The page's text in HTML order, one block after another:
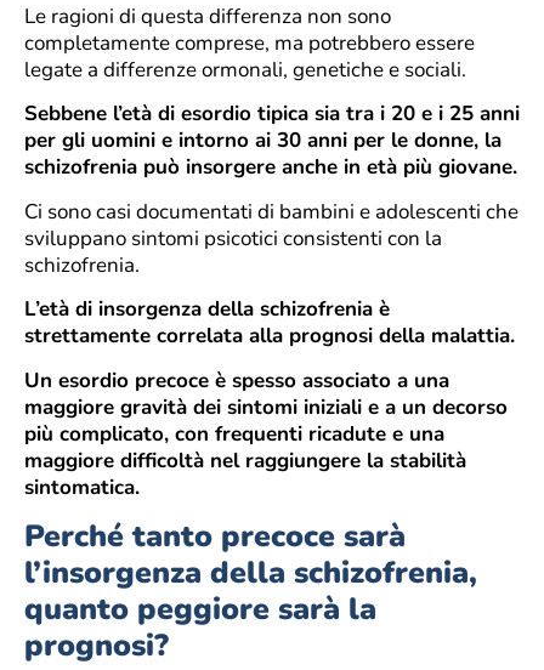
Le ragioni di questa differenza non sono
completamente comprese, ma potrebbero essere
legate a differenze ormonali, genetiche e sociali.
Sebbene l’età di esordio tipica sia tra i 20 e i 25 anni
per gli uomini e intorno ai 30 anni per le donne, la
schizofrenia può insorgere anche in età più giovane.
Ci sono casi documentati di bambini e adolescenti che
sviluppano sintomi psicotici consistenti con la
schizofrenia.
L’età di insorgenza della schizofrenia è
strettamente correlata alla prognosi della malattia.
Un esordio precoce è spesso associato a una
maggiore gravità dei sintomi iniziali e a un decorso
più complicato, con frequenti ricadute e una
maggiore difficoltà nel raggiungere la stabilità
sintomatica.
Perché tanto precoce sarà
l’insorgenza della schizofrenia,
quanto peggiore sarà la
prognosi?